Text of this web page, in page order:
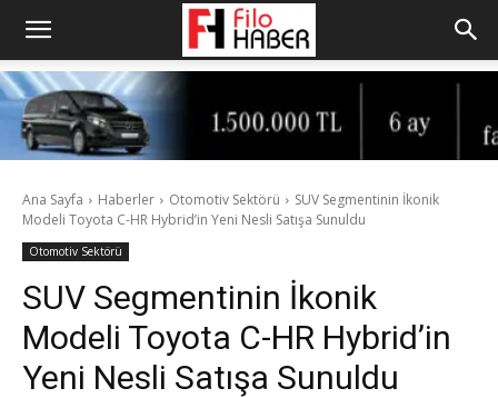
Ana Sayfa Haberler Otomotiv Sektörü
SUV Segmentinin İkonik
Modeli Toyota C-HR Hybrid’in Yeni Nesli Satışa Sunuldu
Otomotiv Sektörü
SUV Segmentinin İkonik
Modeli Toyota C-HR Hybrid’in
Yeni Nesli Satışa Sunuldu